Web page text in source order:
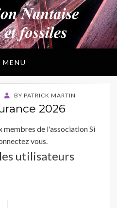
et Fossiles
MENU
BY PATRICK MARTIN
2026
membres de l'association Si
vous.
utilisateurs